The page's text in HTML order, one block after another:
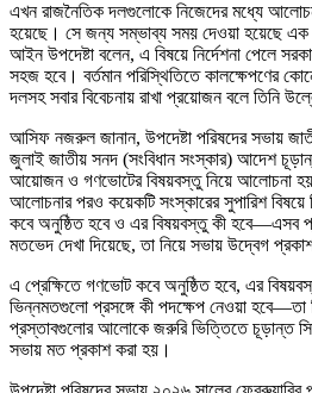
এখন রাজনৈতিক দলগুলোকে নিজেদের মধ্যে
হয়েছে। সে জন্য সম্ভাব্য সময় দেওয়া হয়েছে
আইন উপদেষ্টা বলেন, এ বিষয়ে নির্দেশনা পেলে
সহজ হবে। বর্তমান পরিস্থিতিতে কালক্ষেপণের
দলসহ সবার বিবেচনায় রাখা প্রয়োজন বলে তিনি
আসিফ নজরুল জানান, উপদেষ্টা পরিষদের সভায়
জুলাই জাতীয় সনদ (সংবিধান সংস্কার) আদেশ
আয়োজন ও গণভোটের বিষয়বস্তু নিয়ে আলোচনা
আলোচনার পরও কয়েকটি সংস্কারের সুপারিশ
কবে অনুষ্ঠিত হবে ও এর বিষয়বস্তু কী হবে—এসব
মতভেদ দেখা দিয়েছে, তা নিয়ে সভায় উদ্বেগ
এ প্রেক্ষিতে গণভোট কবে অনুষ্ঠিত হবে, এর
ভিন্নমতগুলো প্রসঙ্গে কী পদক্ষেপ নেওয়া
প্রস্তাবগুলোর আলোকে জরুরি ভিত্তিতে চূড়ান্ত
সভায় মত প্রকাশ করা হয়।